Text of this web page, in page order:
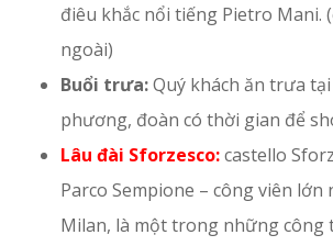
điêu khắc nổi tiếng Pietro Mani.
ngoài)
Buổi trưa:Quý khách ăn trưa
phương, đoàn có thời gian để
Lâu đài Sforzesco:castello
Parco Sempione – công viên
Milan, là một trong những công